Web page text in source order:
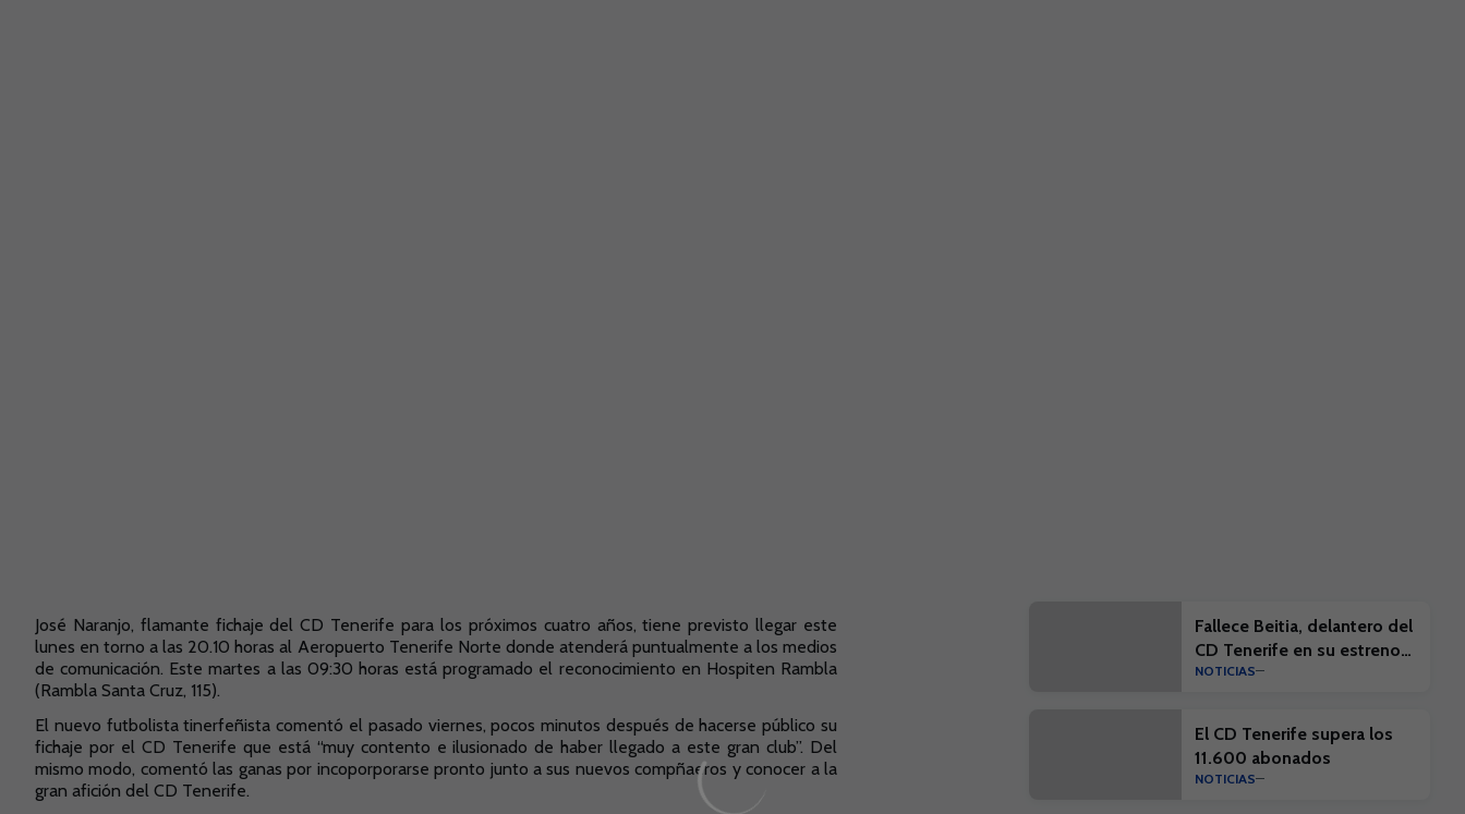
José Naranjo, flamante fichaje del CD Tenerife para los próximos cuatro años, tiene previsto llegar este
lunes en torno a las 20.10 horas al Aeropuerto Tenerife Norte donde atenderá puntualmente a los medios
de comunicación. Este martes a las 09:30 horas está programado el reconocimiento en Hospiten Rambla
(Rambla Santa Cruz, 115).
El nuevo futbolista tinerfeñista comentó el pasado viernes, pocos minutos después de hacerse público su
fichaje por el CD Tenerife que está “muy contento e ilusionado de haber llegado a este gran club”. Del
mismo modo, comentó las ganas por incoporporarse pronto junto a sus nuevos compñaeros y conocer a la
gran afición del CD Tenerife.
Fallece Beitia, delantero del
CD Tenerife en su estreno
en la élite
NOTICIAS
El CD Tenerife supera los
11.600 abonados
NOTICIAS